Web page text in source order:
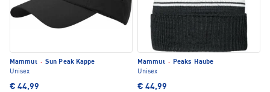
Mammut · Sun Peak Kappe
Unisex
€ 44,99
Mammut ·
Peaks Haube
Unisex
€ 44,99